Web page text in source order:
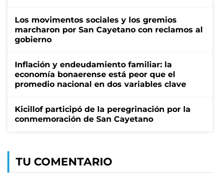
Los movimentos sociales y los gremios
marcharon por San Cayetano con reclamos al
gobierno
Inflación y endeudamiento familiar: la
economía bonaerense está peor que el
promedio nacional en dos variables clave
Kicillof participó de la peregrinación por la
conmemoración de San Cayetano
TU COMENTARIO